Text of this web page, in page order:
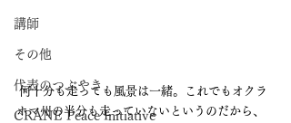
講師
その他
代表のつぶやき
CRANE Peace Initiative
何十分も走っても風景は一緒。これでもオクラ
ホマ州の半分も走っていないというのだから、